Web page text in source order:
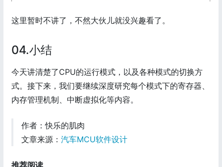
这里暂时不讲了，不然大伙儿就没兴趣看了。
04.小结
今天讲清楚了CPU的运行模式，以及各种模式的切换方
式。接下来，我们要继续深度研究每个模式下的寄存器、
内存管理机制、中断虚拟化等内容。
作者：快乐的肌肉
文章来源： 汽车MCU软件设计
推荐阅读